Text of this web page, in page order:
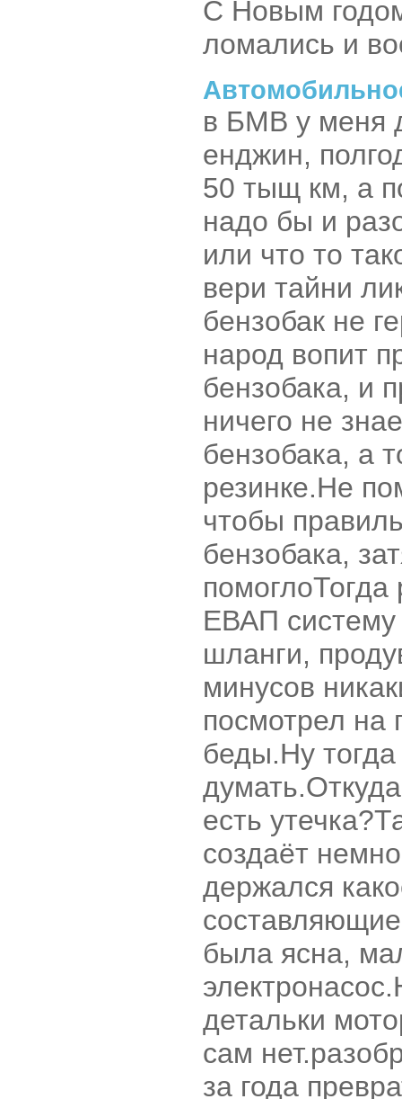
С Новым
ломались и
в БМВ у меня
енджин,
50 тыщ км, а
надо бы и
или что то
вери тайни
бензобак не
народ вопит
бензобака, и
ничего не
бензобака, а
резинке.Не
чтобы
бензобака,
помоглоТогда
ЕВАП
шланги,
минусов
посмотрел на
беды.Ну
есть
создаёт
держался
была ясна,
детальки
сам
за года